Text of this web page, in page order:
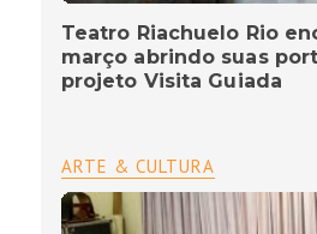
Teatro Riachuelo Rio
março abrindo suas
projeto Visita Guiada
ARTE & CULTURA